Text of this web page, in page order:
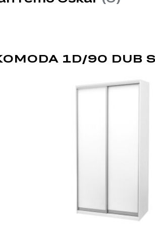
DTD (dřevotřísková
Snadné zpracování:
konstrukcí.
1D/90 DUB